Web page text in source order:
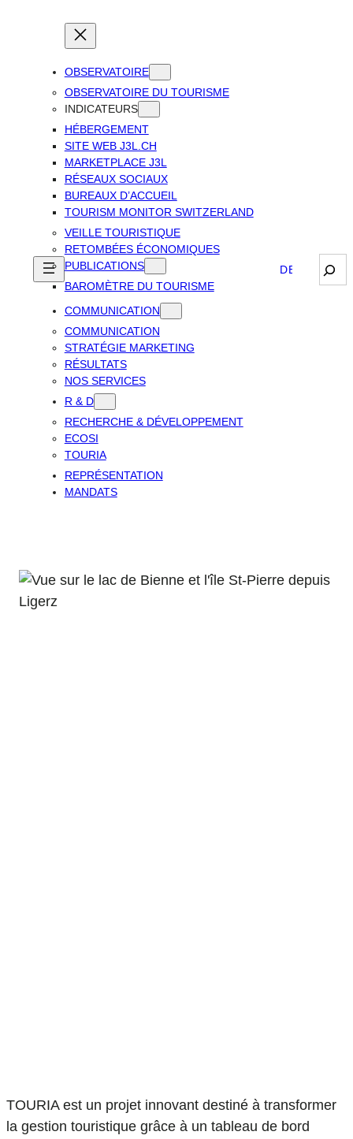
OBSERVATOIRE
OBSERVATOIRE DU TOURISME
INDICATEURS
HÉBERGEMENT
SITE WEB J3L.CH
MARKETPLACE J3L
RÉSEAUX SOCIAUX
BUREAUX D’ACCUEIL
TOURISM MONITOR SWITZERLAND
VEILLE TOURISTIQUE
RETOMBÉES ÉCONOMIQUES
PUBLICATIONS
BAROMÈTRE DU TOURISME
COMMUNICATION
COMMUNICATION
STRATÉGIE MARKETING
RÉSULTATS
NOS SERVICES
R & D
RECHERCHE & DÉVELOPPEMENT
ECOSI
TOURIA
REPRÉSENTATION
MANDATS
DEUTSCH
TOURIA est un projet innovant destiné à transformer
la gestion touristique grâce à un tableau de bord